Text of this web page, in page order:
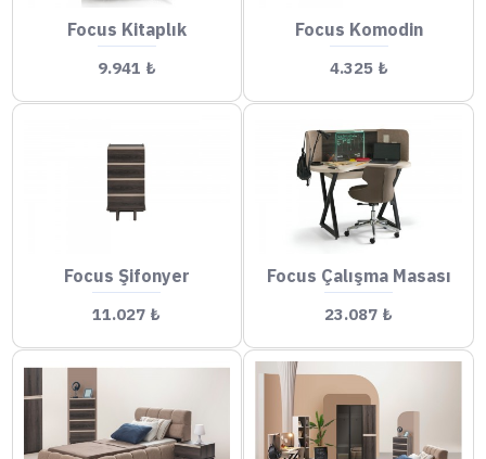
Focus Kitaplık
9.941 ₺
Focus Komodin
4.325 ₺
Focus Şifonyer
11.027 ₺
Focus Çalışma Masası
23.087 ₺